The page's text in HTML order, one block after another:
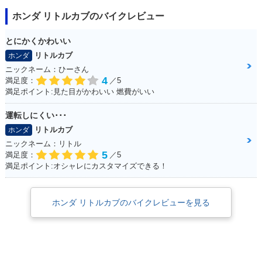
2001年 Little Cub
キックタイプ・カラ
ーチェンジ
2000年 Little Cub
セルフスターター併
キックタイプ・特
2000年 Little Cub
フスターター併用・
2000年 Little Cub
クタイプ・特別・限
1999年 Little Cub
用・マイナーチェン
ホンダ リトルカブのバイクレビュー
とにかくかわいい
ホンダ
リトルカブ
ニックネーム：ひーさん
満足度：
4 ／5
満足ポイント:見た目がかわいい 燃費がいい
運転しにくい･･･
ホンダ
リトルカブ
ニックネーム：リトル
満足度：
5 ／5
満足ポイント:オシャレにカスタマイズできる！
ホンダ リトルカブのバイクレビューを見る